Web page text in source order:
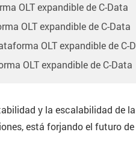
OLT expandible de C-Data
OLT expandible de C-Data
OLT expandible de C-
OLT expandible de C-Data
y la escalabilidad
está forjando el futuro